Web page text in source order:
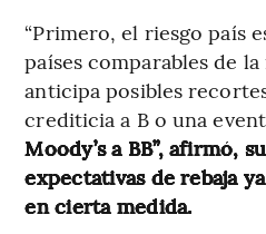
“Primero, el riesgo país
países comparables de
anticipa posibles
crediticia a B o una
Moody’s a BB”, afirmó,
expectativas de rebaja
en cierta medida.